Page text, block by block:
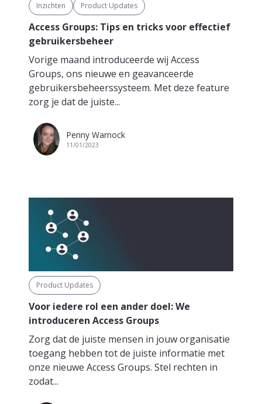
Inzichten Product Updates
Access Groups: Tips en tricks voor effectief
gebruikersbeheer
Vorige maand introduceerde wij Access
Groups, ons nieuwe en geavanceerde
gebruikersbeheerssysteem. Met deze feature
zorg je dat de juiste...
Penny Warnock
11/01/2023
Product Updates
Voor iedere rol een ander doel: We
introduceren Access Groups
Zorg dat de juiste mensen in jouw organisatie
toegang hebben tot de juiste informatie met
onze nieuwe Access Groups. Stel rechten in
zodat...